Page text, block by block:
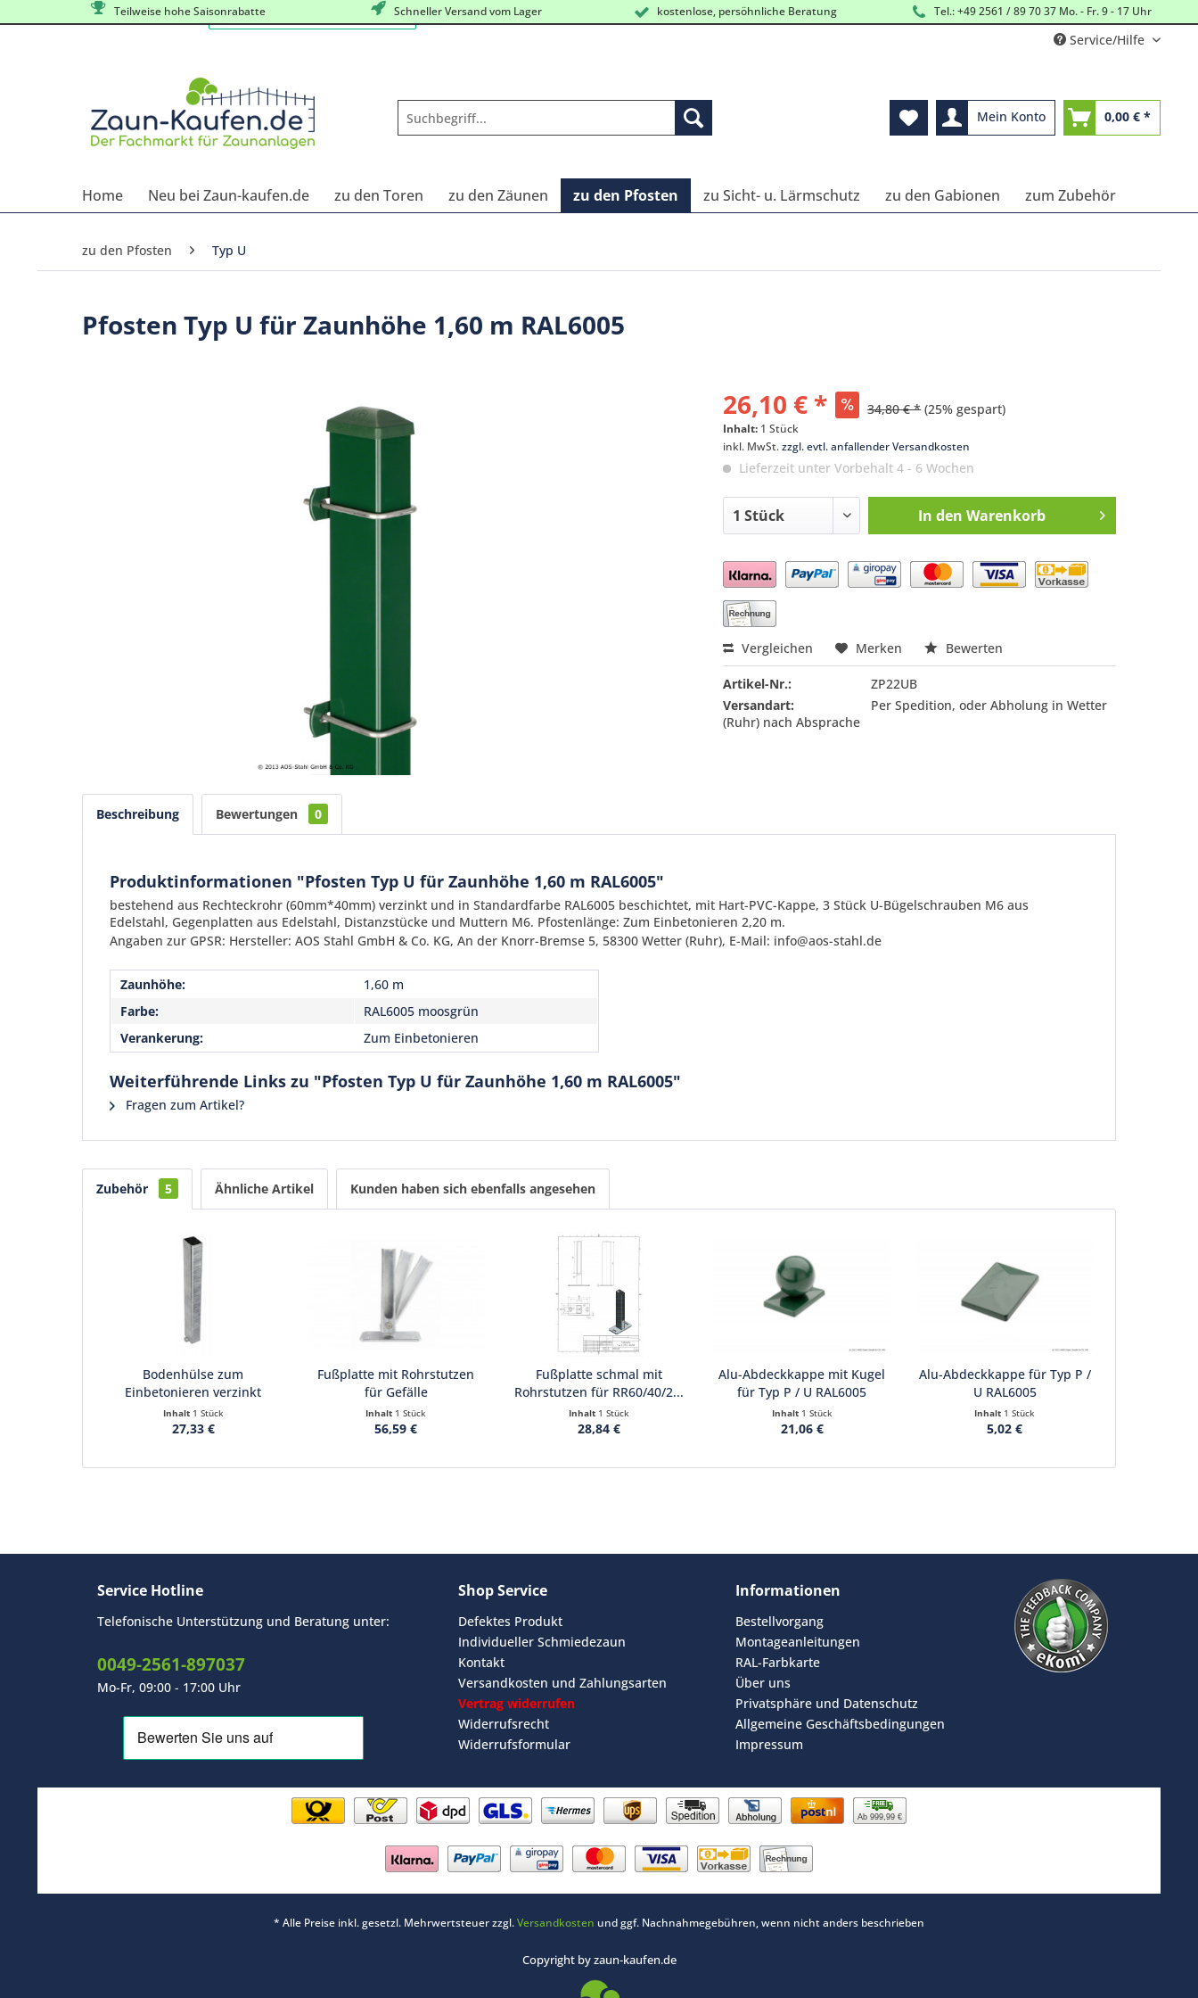
Teilweise hohe Saisonrabatte Schneller Versand vom Lager kostenlose, persöhnliche Beratung Tel.: +49 2561 / 89 70 37 Mo. - Fr. 9 - 17 Uhr
Service/Hilfe
Mein Konto 0,00 € *
Home Neu bei Zaun-kaufen.de zu den Toren zu den Zäunen zu den Pfosten zu Sicht- u. Lärmschutz zu den Gabionen zum Zubehör
zu den Pfosten Typ U
Pfosten Typ U für Zaunhöhe 1,60 m RAL6005
26,10 € * 34,80 € * (25% gespart)
Inhalt: 1 Stück
inkl. MwSt.zzgl. evtl. anfallender Versandkosten
Lieferzeit unter Vorbehalt 4 - 6 Wochen
In den Warenkorb
Preis anfragen
Vergleichen Merken Bewerten
Artikel-Nr.:
ZP22UB
Versandart:
Per Spedition, oder Abholung in Wetter
(Ruhr) nach Absprache
Beschreibung Bewertungen 0
Produktinformationen "Pfosten Typ U für Zaunhöhe 1,60 m RAL6005"
bestehend aus Rechteckrohr (60mm*40mm) verzinkt und in Standardfarbe RAL6005 beschichtet, mit Hart-PVC-Kappe, 3 Stück U-Bügelschrauben M6 aus
Edelstahl, Gegenplatten aus Edelstahl, Distanzstücke und Muttern M6. Pfostenlänge: Zum Einbetonieren 2,20 m.
Angaben zur GPSR: Hersteller: AOS Stahl GmbH & Co. KG, An der Knorr-Bremse 5, 58300 Wetter (Ruhr), E-Mail: info@aos-stahl.de
Zaunhöhe:
1,60 m
Farbe:
RAL6005 moosgrün
Verankerung:
Zum Einbetonieren
Weiterführende Links zu "Pfosten Typ U für Zaunhöhe 1,60 m RAL6005"
Fragen zum Artikel?
Zubehör 5 Ähnliche Artikel Kunden haben sich ebenfalls angesehen
Bodenhülse zum
Einbetonieren verzinkt
Inhalt 1 Stück
27,33 €
Fußplatte mit Rohrstutzen
für Gefälle
Inhalt 1 Stück
56,59 €
Fußplatte schmal mit
Rohrstutzen für RR60/40/2...
Inhalt 1 Stück
28,84 €
Alu-Abdeckkappe mit Kugel
für Typ P / U RAL6005
Inhalt 1 Stück
21,06 €
Alu-Abdeckkappe für Typ P /
U RAL6005
Inhalt 1 Stück
5,02 €
Service Hotline
Telefonische Unterstützung und Beratung unter:
0049-2561-897037
Mo-Fr, 09:00 - 17:00 Uhr
Shop Service
Defektes Produkt
Individueller Schmiedezaun
Kontakt
Versandkosten und Zahlungsarten
Vertrag widerrufen
Widerrufsrecht
Widerrufsformular
Informationen
Bestellvorgang
Montageanleitungen
RAL-Farbkarte
Über uns
Privatsphäre und Datenschutz
Allgemeine Geschäftsbedingungen
Impressum
Ab 999,99 €
* Alle Preise inkl. gesetzl. Mehrwertsteuer zzgl.Versandkosten und ggf. Nachnahmegebühren, wenn nicht anders beschrieben
Copyright by zaun-kaufen.de